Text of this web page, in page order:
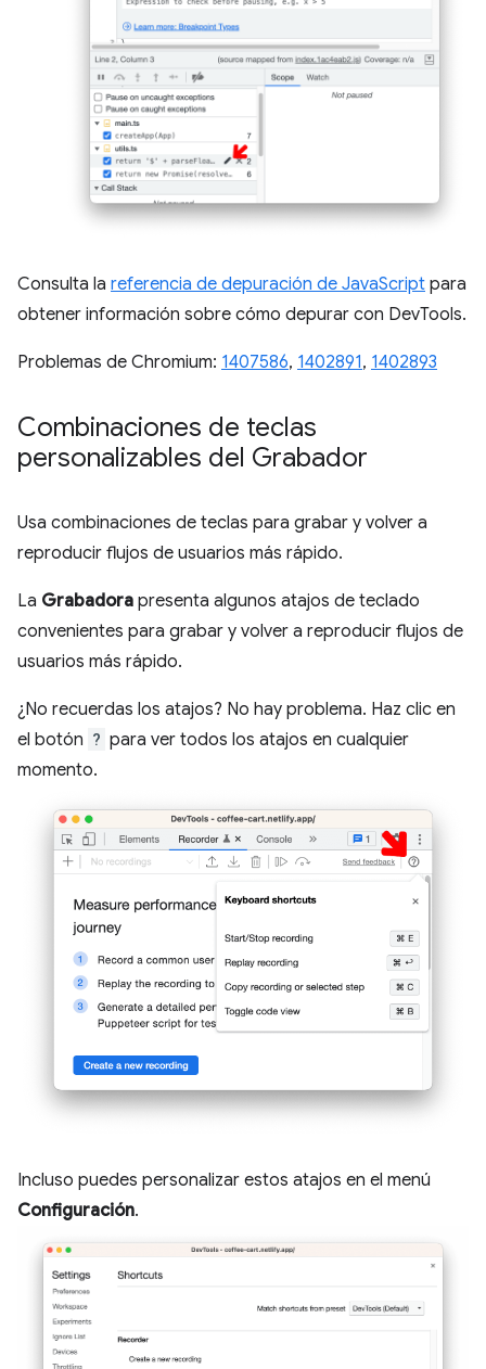
Consulta la referencia de depuración de JavaScript para
obtener información sobre cómo depurar con DevTools.
Problemas de Chromium: 1407586, 1402891, 1402893
Combinaciones de teclas
personalizables del Grabador
Usa combinaciones de teclas para grabar y volver a
reproducir flujos de usuarios más rápido.
La Grabadora presenta algunos atajos de teclado
convenientes para grabar y volver a reproducir flujos de
usuarios más rápido.
¿No recuerdas los atajos? No hay problema. Haz clic en
el botón ? para ver todos los atajos en cualquier
momento.
Incluso puedes personalizar estos atajos en el menú
Configuración.